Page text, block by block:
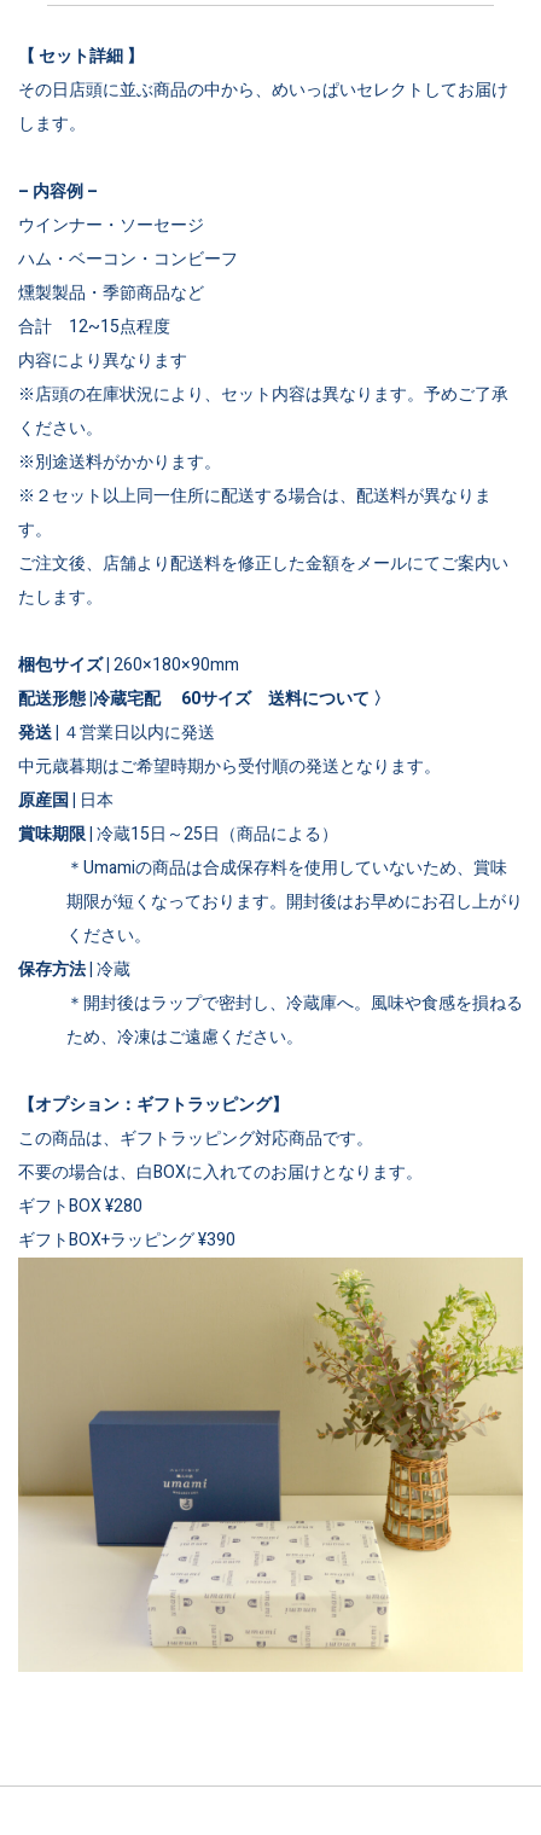
【 セット詳細 】
その日店頭に並ぶ商品の中から、めいっぱいセレクトしてお届け
します。
– 内容例 –
ウインナー・ソーセージ
ハム・ベーコン・コンビーフ
燻製製品・季節商品など
合計 12~15点程度
内容により異なります
※店頭の在庫状況により、セット内容は異なります。 予めご了承
ください。
※別途送料がかかります。
※２セット以上同一住所に配送する場合は、 配送料が異なりま
す。
ご注文後、 店舗より配送料を修正した金額をメールにてご案内い
たします。
梱包サイズ |260×180×90mm
配送形態 |冷蔵宅配 60サイズ 送料について 〉
発送 | ４営業日以内に発送
中元歳暮期はご希望時期から受付順の発送となります。
原産国 | 日本
賞味期限 |冷蔵15日～25日（商品による）
＊Umamiの商品は合成保存料を使用していないため、賞味
期限が短くなっております。開封後はお早めにお召し上がり
ください。
保存方法 |冷蔵
＊開封後はラップで密封し、冷蔵庫へ。風味や食感を損ねる
ため、冷凍はご遠慮ください。
【オプション：ギフトラッピング】
この商品は、ギフトラッピング対応商品です。
不要の場合は、白BOXに入れてのお届けとなります。
ギフトBOX ¥280
ギフトBOX+ラッピング ¥390